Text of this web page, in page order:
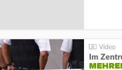
Im